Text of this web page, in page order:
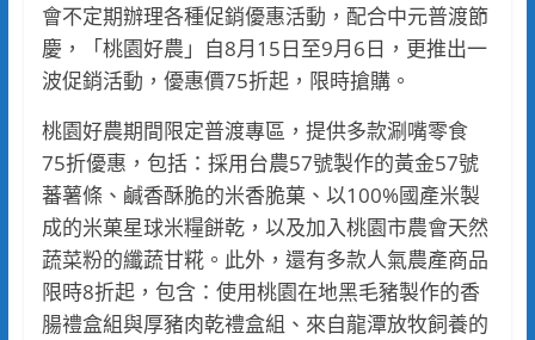
會不定期辦理各種促銷優惠活動，配合中元普渡節
慶，「桃園好農」自8月15日至9月6日，更推出一
波促銷活動，優惠價75折起，限時搶購。
桃園好農期間限定普渡專區，提供多款涮嘴零食
75折優惠，包括：採用台農57號製作的黃金57號
蕃薯條、鹹香酥脆的米香脆菓、以100%國產米製
成的米菓星球米糧餅乾，以及加入桃園市農會天然
蔬菜粉的纖蔬甘糀。此外，還有多款人氣農產商品
限時8折起，包含：使用桃園在地黑毛豬製作的香
腸禮盒組與厚豬肉乾禮盒組、來自龍潭放牧飼養的